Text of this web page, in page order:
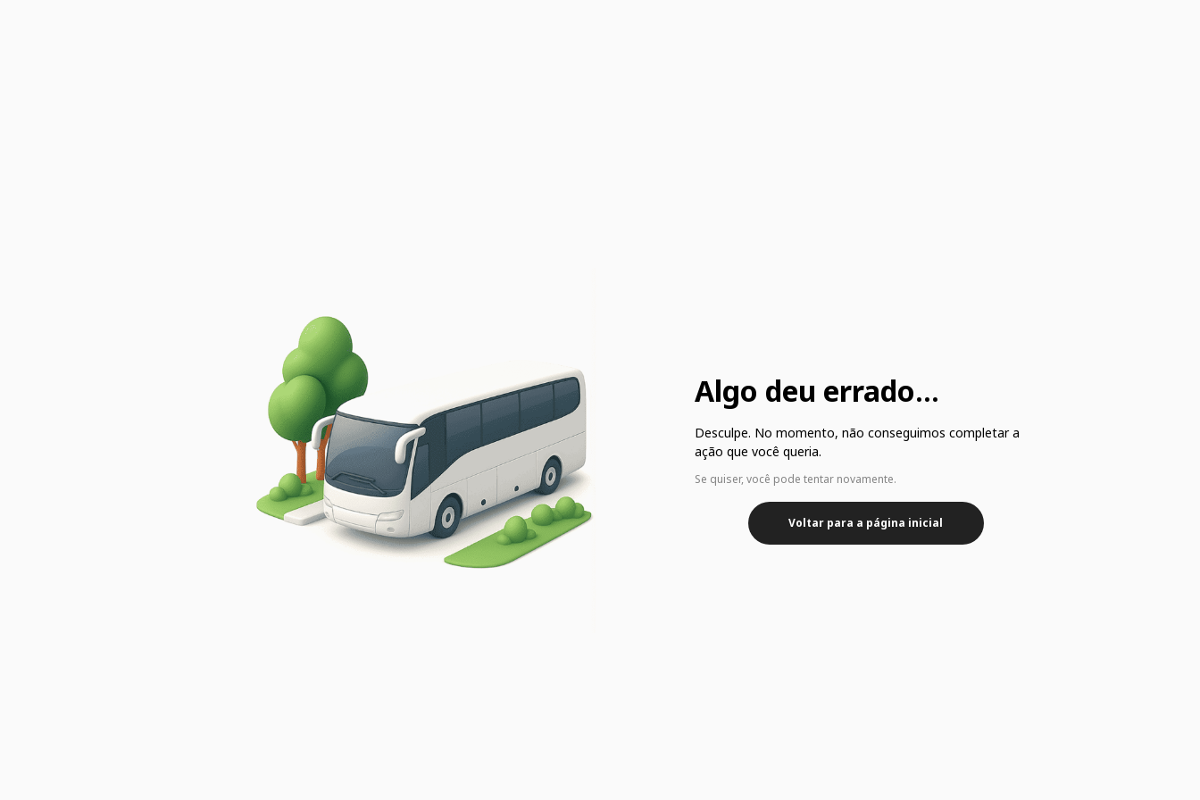
Algo deu errado...
Desculpe. No momento, não conseguimos completar a
ação que você queria.
Se quiser, você pode tentar novamente.
Voltar para a página inicial